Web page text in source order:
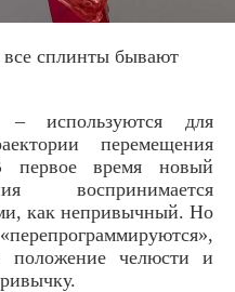
все сплинты бывают
– используются для
перемещения
время новый
воспринимается
как непривычный. Но
положение челюсти и